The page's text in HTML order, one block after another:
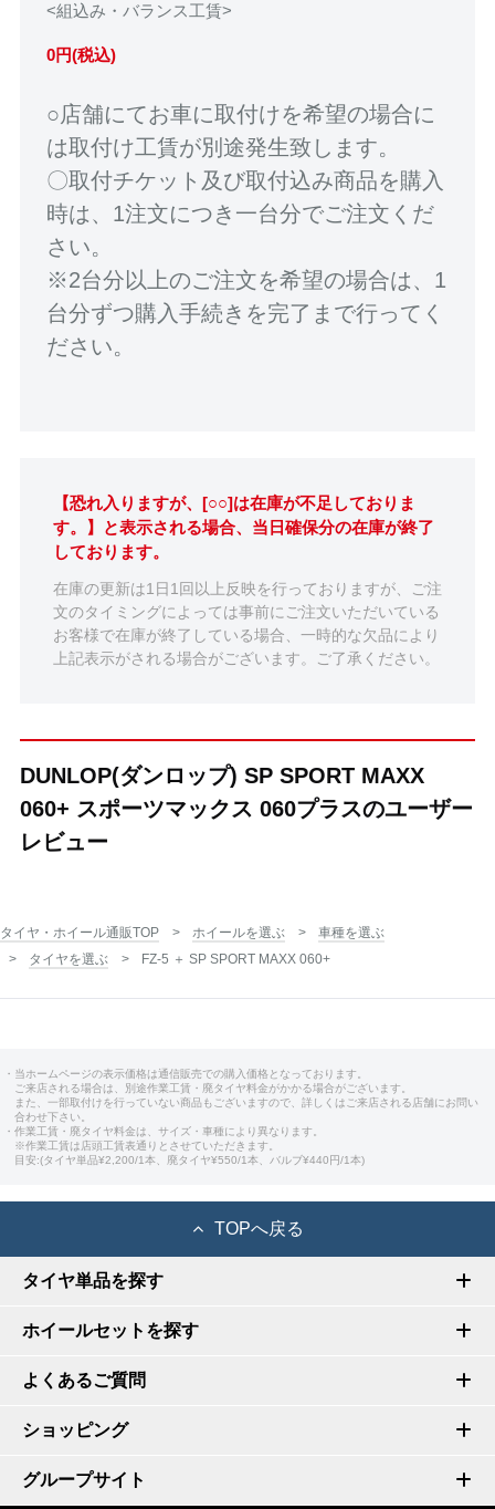
<組込み・バランス工賃>
0円(税込)
○店舗にてお車に取付けを希望の場合に
は取付け工賃が別途発生致します。
〇取付チケット及び取付込み商品を購入
時は、1注文につき一台分でご注文くだ
さい。
※2台分以上のご注文を希望の場合は、1
台分ずつ購入手続きを完了まで行ってく
ださい。
【恐れ入りますが、[○○]は在庫が不足しておりま
す。】と表示される場合、当日確保分の在庫が終了
しております。
在庫の更新は1日1回以上反映を行っておりますが、ご注
文のタイミングによっては事前にご注文いただいている
お客様で在庫が終了している場合、一時的な欠品により
上記表示がされる場合がございます。ご了承ください。
DUNLOP(ダンロップ) SP SPORT MAXX
060+ スポーツマックス 060プラスのユーザー
レビュー
タイヤ・ホイール通販TOP ホイールを選ぶ
車種を選ぶ
タイヤを選ぶ
FZ-5 ＋ SP SPORT MAXX 060+
・当ホームページの表示価格は通信販売での購入価格となっております。
ご来店される場合は、別途作業工賃・廃タイヤ料金がかかる場合がございます。
また、一部取付けを行っていない商品もございますので、詳しくはご来店される店舗にお問い
合わせ下さい。
・作業工賃・廃タイヤ料金は、サイズ・車種により異なります。
※作業工賃は店頭工賃表通りとさせていただきます。
目安:(タイヤ単品¥2,200/1本、廃タイヤ¥550/1本、バルブ¥440円/1本)
TOPへ戻る
タイヤ単品を探す
ホイールセットを探す
よくあるご質問
ショッピング
グループサイト